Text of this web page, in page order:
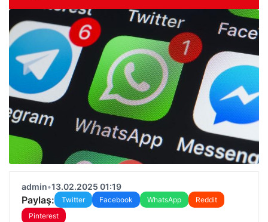
admin•13.02.2025 01:19
Paylaş: Twitter Facebook WhatsApp
Reddit
Pinterest